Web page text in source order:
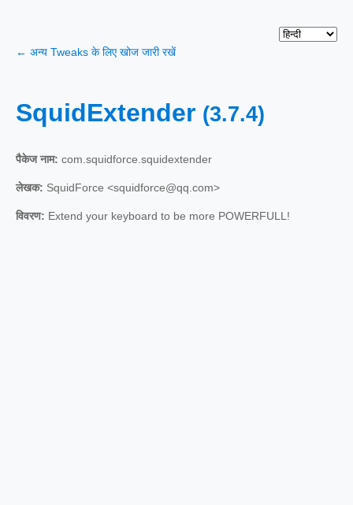
← अन्य Tweaks के लिए खोज जारी रखें
SquidExtender (3.7.4)
पैकेज नाम: com.squidforce.squidextender
लेखक: SquidForce <squidforce@qq.com>
विवरण: Extend your keyboard to be more POWERFULL!